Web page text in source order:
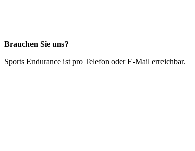
Brauchen Sie uns?
Sports Endurance ist pro Telefon oder E-Mail erreichbar.